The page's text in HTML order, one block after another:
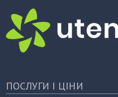
ПОСЛУГИ І ЦІНИ